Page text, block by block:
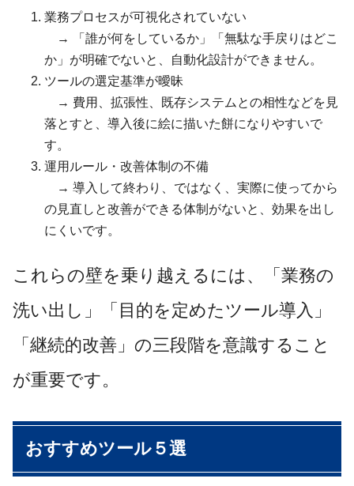
業務プロセスが可視化されていない
→ 「誰が何をしているか」「無駄な手戻りはどこ
か」が明確でないと、自動化設計ができません。
ツールの選定基準が曖昧
→ 費用、拡張性、既存システムとの相性などを見
落とすと、導入後に絵に描いた餅になりやすいで
す。
運用ルール・改善体制の不備
→ 導入して終わり、ではなく、実際に使ってから
の見直しと改善ができる体制がないと、効果を出し
にくいです。
これらの壁を乗り越えるには、「業務の
洗い出し」「目的を定めたツール導入」
「継続的改善」の三段階を意識すること
が重要です。
おすすめツール５選